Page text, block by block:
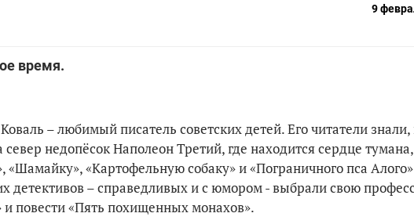
9
время.
– любимый писатель советских детей. Его читатели знали,
недопёсок Наполеон Третий, где находится сердце
«Картофельную собаку» и «Пограничного пса
детективов – справедливых и с юмором - выбрали свою
повести «Пять похищенных монахов».